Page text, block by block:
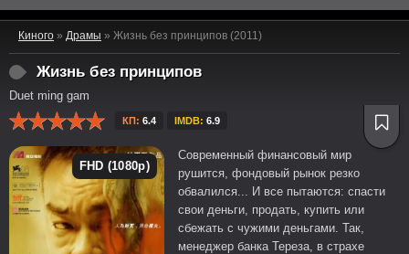
Киного » Драмы » Жизнь без принципов (2011)
Жизнь без принципов
Duet ming gam
КП: 6.4 IMDB: 6.9
FHD (1080p)
Современный финансовый мир
рушится, фондовый рынок резко
обвалился... И все пытаются: спасти
свои деньги, продать, купить или
сбежать с чужими деньгами. Так,
менеджер банка Тереза, в страхе